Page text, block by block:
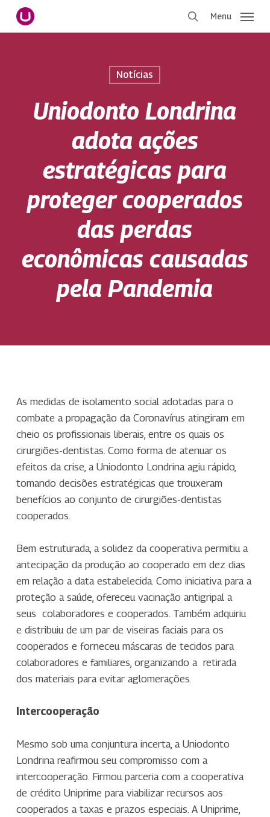
Pular
para
Menu
Notícias
Uniodonto Londrina
adota ações
estratégicas para
proteger cooperados
das perdas
econômicas causadas
pela Pandemia
As medidas de isolamento social adotadas para o
combate a propagação da Coronavírus atingiram em
cheio os profissionais liberais, entre os quais os
cirurgiões-dentistas. Como forma de atenuar os
efeitos da crise, a Uniodonto Londrina agiu rápido,
tomando decisões estratégicas que trouxeram
benefícios ao conjunto de cirurgiões-dentistas
cooperados.
Bem estruturada, a solidez da cooperativa permitiu a
antecipação da produção ao cooperado em dez dias
em relação a data estabelecida. Como iniciativa para a
proteção a saúde, ofereceu vacinação antigripal a
seus colaboradores e cooperados. Também adquiriu
e distribuiu de um par de viseiras faciais para os
cooperados e forneceu máscaras de tecidos para
colaboradores e familiares, organizando a retirada
dos materiais para evitar aglomerações.
Intercooperação
Mesmo sob uma conjuntura incerta, a Uniodonto
Londrina reafirmou seu compromisso com a
intercooperação. Firmou parceria com a cooperativa
de crédito Uniprime para viabilizar recursos aos
cooperados a taxas e prazos especiais. A Uniprime,